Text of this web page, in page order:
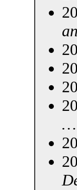
…